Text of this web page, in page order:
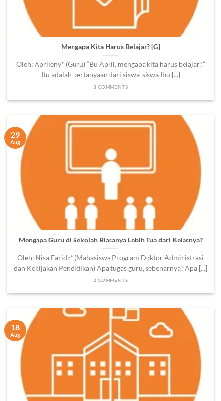
Mengapa Kita Harus Belajar? [G]
Oleh: Aprileny* (Guru) “Bu April, mengapa kita harus belajar?”
Itu adalah pertanyaan dari siswa-siswa Ibu [...]
3 COMMENTS
Mengapa Guru di Sekolah Biasanya Lebih Tua dari Kelasnya?
Oleh: Nisa Faridz* (Mahasiswa Program Doktor Administrasi
dan Kebijakan Pendidikan) Apa tugas guru, sebenarnya? Apa [...]
2 COMMENTS
29
Aug
18
Aug